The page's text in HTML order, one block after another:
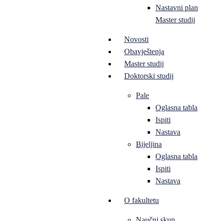
Nastavni plan
Master studij
Novosti
Obavještenja
Master studij
Doktorski studij
Pale
Oglasna tabla
Ispiti
Nastava
Bijeljina
Oglasna tabla
Ispiti
Nastava
O fakultetu